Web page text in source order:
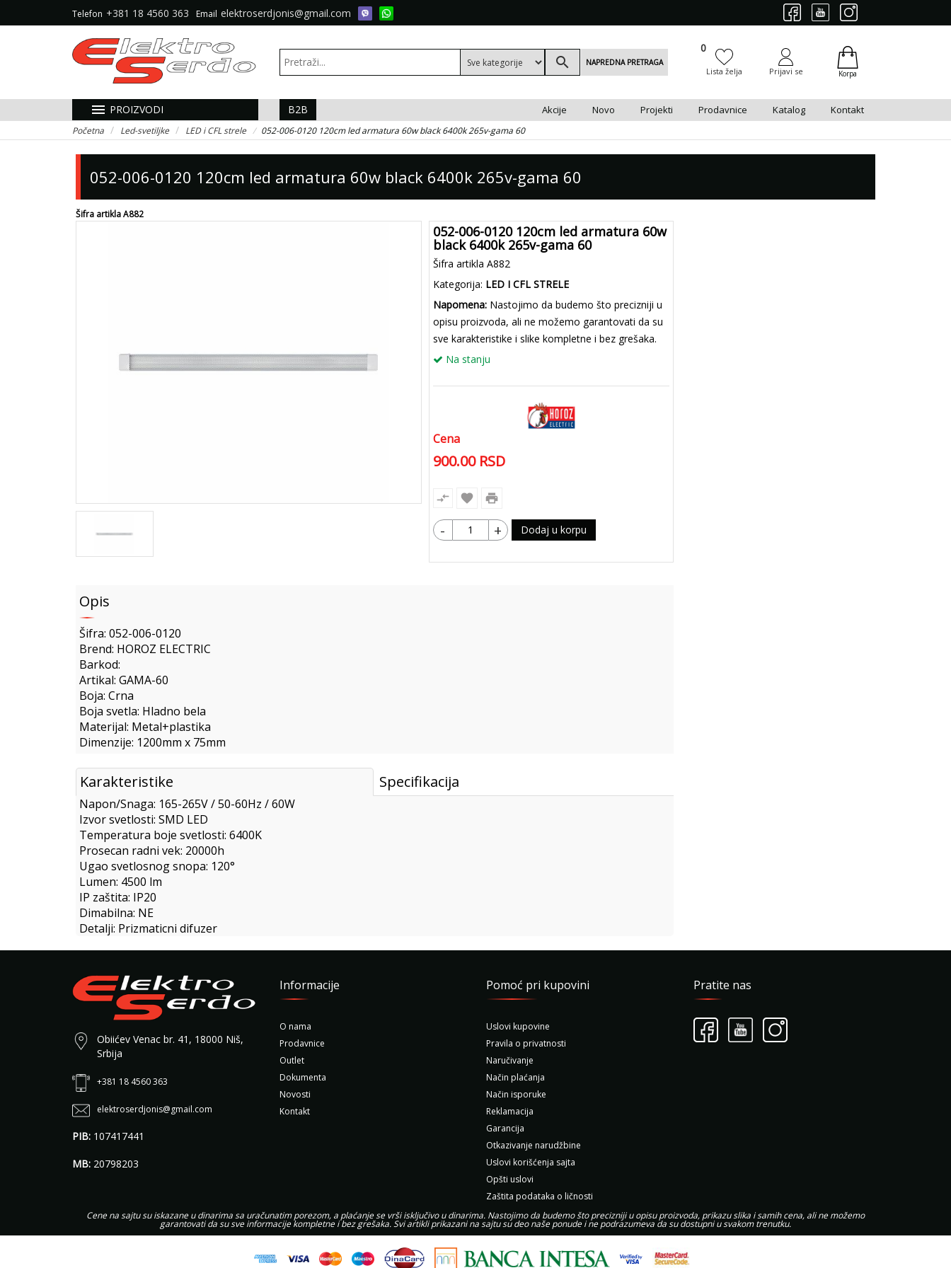
Telefon +381 18 4560 363 Email elektroserdjonis@gmail.com
search NAPREDNA PRETRAGA
0
Lista želja Prijavi se Korpa
menu PROIZVODI B2B Akcije Novo Projekti Prodavnice Katalog Kontakt
Početna Led-svetiljke LED i CFL strele 052-006-0120 120cm led armatura 60w black 6400k 265v-gama 60
052-006-0120 120cm led armatura 60w black 6400k 265v-gama 60
Šifra artikla A882
052-006-0120 120cm led armatura 60w
black 6400k 265v-gama 60
Šifra artikla A882
Kategorija: LED I CFL STRELE
Napomena:Nastojimo da budemo što precizniji u
opisu proizvoda, ali ne možemo garantovati da su
sve karakteristike i slike kompletne i bez grešaka.
Na stanju
Cena
900.00 RSD
compare_arrows favorite print
- + Dodaj u korpu
Opis
Šifra: 052-006-0120
Brend: HOROZ ELECTRIC
Barkod:
Artikal: GAMA-60
Boja: Crna
Boja svetla: Hladno bela
Materijal: Metal+plastika
Dimenzije: 1200mm x 75mm
Karakteristike Specifikacija
Napon/Snaga: 165-265V / 50-60Hz / 60W
Izvor svetlosti: SMD LED
Temperatura boje svetlosti: 6400K
Prosecan radni vek: 20000h
Ugao svetlosnog snopa: 120°
Lumen: 4500 lm
IP zaštita: IP20
Dimabilna: NE
Detalji: Prizmaticni difuzer
Obiićev Venac br. 41, 18000 Niš,
Srbija
+381 18 4560 363
elektroserdjonis@gmail.com
PIB: 107417441
MB: 20798203
Informacije
O nama
Prodavnice
Outlet
Dokumenta
Novosti
Kontakt
Pomoć pri kupovini
Uslovi kupovine
Pravila o privatnosti
Naručivanje
Način plaćanja
Način isporuke
Reklamacija
Garancija
Otkazivanje narudžbine
Uslovi korišćenja sajta
Opšti uslovi
Zaštita podataka o ličnosti
Pratite nas
Cene na sajtu su iskazane u dinarima sa uračunatim porezom, a plaćanje se vrši isključivo u dinarima. Nastojimo da budemo što precizniji u opisu proizvoda, prikazu slika i samih cena, ali ne možemo
garantovati da su sve informacije kompletne i bez grešaka. Svi artikli prikazani na sajtu su deo naše ponude i ne podrazumeva da su dostupni u svakom trenutku.